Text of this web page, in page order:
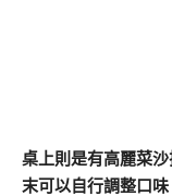
桌上則是有高麗菜
末可以自行調整口味